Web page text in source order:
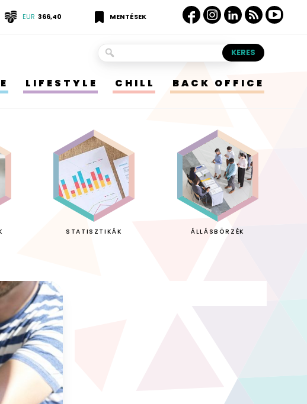
EUR 366,40 MENTÉSEK
LIFESTYLE CHILL BACK OFFICE
STATISZTIKÁK ÁLLÁSBÖRZÉK